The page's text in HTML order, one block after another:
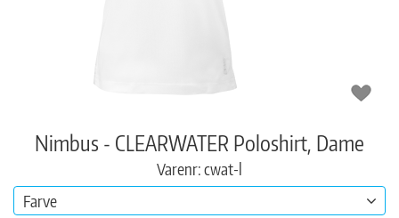
Nimbus - CLEARWATER Poloshirt, Dame
Varenr: cwat-l
Farve